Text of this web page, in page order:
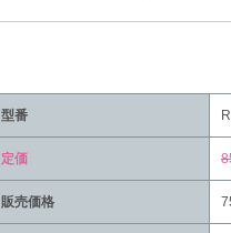
型番
定価
販売価格